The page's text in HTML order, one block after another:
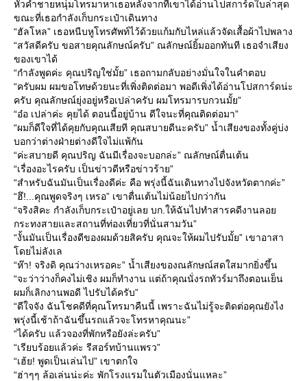
หัวค่ำชายหนุ่มโทรมาหาเธอหลังจากที่เขาได้อ่านโปสการ์ดใบล่าสุด
ขณะที่เธอกำลังเก็บกระเป๋าเดินทาง
“ฮัลโหล” เธอหนีบหูโทรศัพท์ไว้ด้วยแก้มกับไหล่แล้วจัดเสื้อผ้าไปพลาง
“สวัสดีครับ ขอสายคุณลักษณ์ครับ” ณลักษณ์ยิ้มออกทันที เธอจำเสียง
ของเขาได้
“กำลังพูดค่ะ คุณปริญใช่มั้ย” เธอถามกลับอย่างมั่นใจในคำตอบ
“ครับผม ผมขอโทษด้วยนะที่เพิ่งติดต่อมา พอดีเพิ่งได้อ่านโปสการ์ดน่ะ
ครับ คุณลักษณ์ยุ่งอยู่หรือเปล่าครับ ผมโทรมารบกวนมั้ย”
“อ๋อ เปล่าค่ะ คุยได้ ตอนนี้อยู่บ้าน ดีใจนะที่คุณติดต่อมา”
“ผมก็ดีใจที่ได้คุยกับคุณเสียที คุณสบายดีนะครับ” น้ำเสียงของทั้งคู่บ่ง
บอกว่าต่างฝ่ายต่างดีใจไม่แพ้กัน
“ค่ะสบายดี คุณปริญ ฉันมีเรื่องจะบอกล่ะ” ณลักษณ์ตื่นเต้น
“เรื่องอะไรครับ เป็นข่าวดีหรือข่าวร้าย”
“สำหรับฉันมันเป็นเรื่องดีค่ะ คือ พรุ่งนี้ฉันเดินทางไปจังหวัดตากค่ะ”
“ฮึ!...คุณพูดจริงๆ เหรอ” เขาตื่นเต้นไม่น้อยไปกว่ากัน
“จริงสิคะ กำลังเก็บกระเป๋าอยู่เลย บก.ให้ฉันไปทำสารคดีงานลอ
กระทงสายและสถานที่ท่องเที่ยวที่นั่นสามวัน”
“งั้นมันเป็นเรื่องดีของผมด้วยสิครับ คุณจะให้ผมไปรับมั้ย” เขาอาสา
ดยไม่ลังเล
“ห๊า! จริงดิ คุณว่างเหรอคะ” น้ำเสียงของณลักษณ์สดใสมากยิ่งขึ้น
“จะว่าว่างก็คงไม่เชิง ผมก็ทำงาน แต่ถ้าคุณนั่งรถทัวร์มาถึงตอนเย็น
ผมก็เลิกงานพอดี ไปรับได้ครับ”
“ดีใจจัง ฉันโชคดีที่คุณโทรมาคืนนี้ เพราะฉันไม่รู้จะติดต่อคุณยังไง
พรุ่งนี้เช้าถ้าฉันขึ้นรถแล้วจะโทรหาคุณนะ”
“ได้ครับ แล้วจองที่พักหรือยังล่ะครับ”
“เรียบร้อยแล้วค่ะ รีสอร์ทบ้านแพรว”
“เฮ้ย! พูดเป็นเล่นไป” เขาตกใจ
“ฮ่าๆๆ ล้อเล่นน่ะค่ะ พักโรงแรมในตัวเมืองนั่นแหละ”